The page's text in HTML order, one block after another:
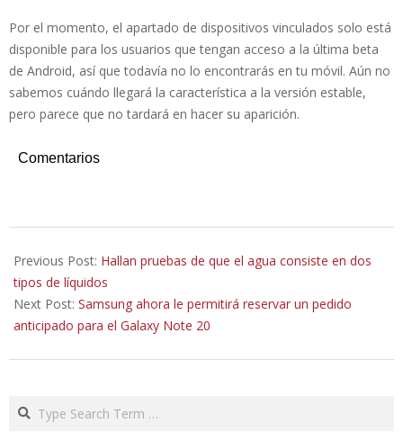
Por el momento, el apartado de dispositivos vinculados solo está
disponible para los usuarios que tengan acceso a la última beta
de Android, así que todavía no lo encontrarás en tu móvil. Aún no
sabemos cuándo llegará la característica a la versión estable,
pero parece que no tardará en hacer su aparición.
Comentarios
07-
24
Previous Post: Hallan pruebas de que el agua consiste en dos
tipos de líquidos
Next Post: Samsung ahora le permitirá reservar un pedido
anticipado para el Galaxy Note 20
Search